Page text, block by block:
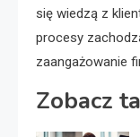
się wiedzą z
procesy
zaangażowanie
Zobacz